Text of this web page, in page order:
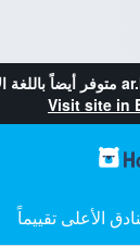
متوفر أيضاً باللغة
Visit site in
الأعلى تقييماً